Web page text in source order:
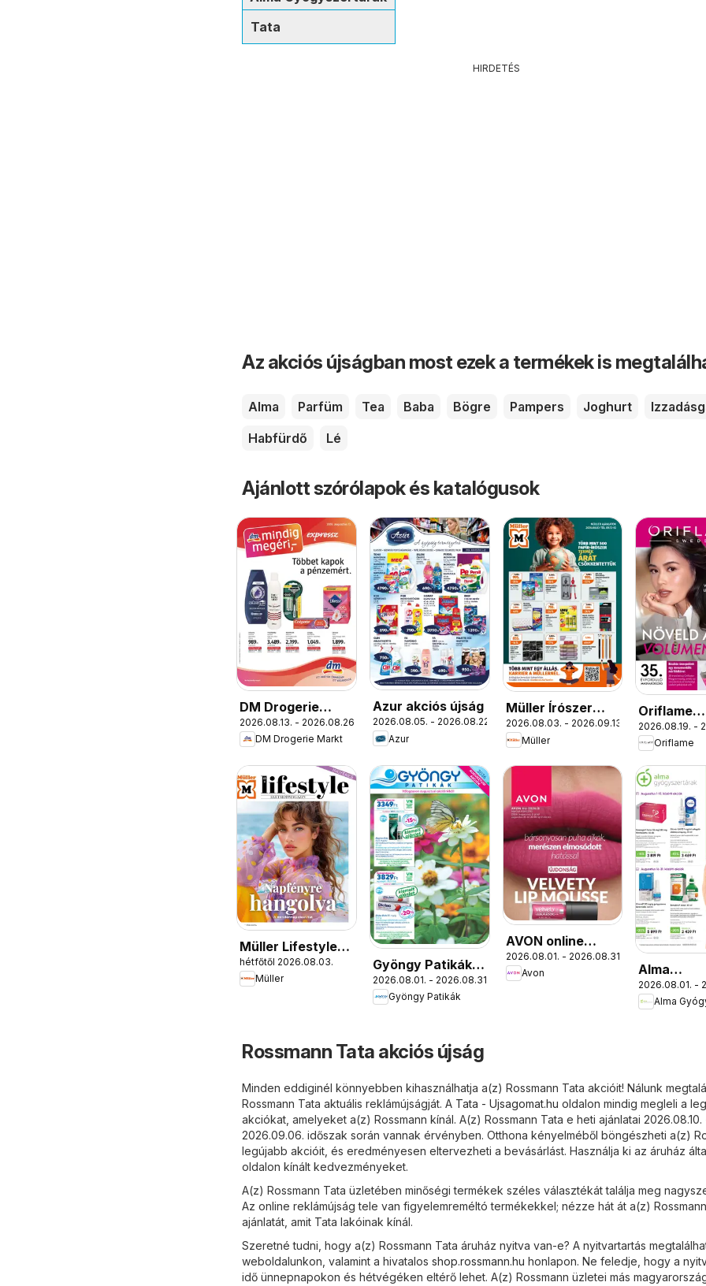
Tata
HIRDETÉS
Az akciós újságban most ezek a termékek is
Alma Parfüm Tea Baba Bögre Pampers Joghurt
Habfürdő
Lé
Ajánlott szórólapok és katalógusok
DM Drogerie
Markt akciós
újság
2026.08.13. - 2026.08.26.
DM Drogerie Markt
Azur akciós újság
2026.08.05. - 2026.08.22.
Azur
Müller Írószer
ajánlatok
2026.08.03. - 2026.09.13.
Müller
Oriflame
katalógus
2026/12
2026.08.19. -
Oriflame
Müller Lifestyle
magazin
hétfőtől 2026.08.03.
Müller
Gyöngy Patikák
akciós újság
2026.08.01. - 2026.08.31.
Gyöngy Patikák
AVON online
katalógus 2026
augusztusi
2026.08.01. - 2026.08.31.
Avon
Alma
akciós
2026.08.01. -
Rossmann Tata akciós újság
Minden eddiginél könnyebben kihasználhatja a(z) Rossmann Tata akcióit! Nálunk
Rossmann Tata aktuális reklámújságját. A Tata - Ujsagomat.hu oldalon mindig megleli a
akciókat, amelyeket a(z) Rossmann kínál. A(z) Rossmann Tata e heti ajánlatai 2026.08.10.
2026.09.06. időszak során vannak érvényben. Otthona kényelméből böngészheti a(z)
legújabb akcióit, és eredményesen eltervezheti a bevásárlást. Használja ki az áruház
oldalon kínált kedvezményeket.
A(z) Rossmann Tata üzletében minőségi termékek széles választékát találja meg
Az online reklámújság tele van figyelemreméltó termékekkel; nézze hát át a(z)
ajánlatát, amit Tata lakóinak kínál.
Szeretné tudni, hogy a(z) Rossmann Tata áruház nyitva van-e? A nyitvartartás
weboldalunkon, valamint a hivatalos shop.rossmann.hu honlapon. Ne feledje, hogy a
idő ünnepnapokon és hétvégéken eltérő lehet. A(z) Rossmann üzletei más